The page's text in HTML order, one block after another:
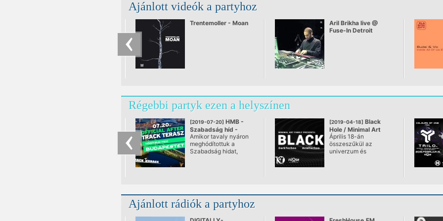
Ajánlott videók a partyhoz
Trentemoller - Moan
Aril Brikha live @
Fuse-In Detroit
Régebbi partyk ezen a helyszínen
[2019-07-20] HMB -
Szabadság híd -
Techno after
@ Fészek Kulturális
Központ
Amikor tavaly nyáron
meghódítottuk a
Szabadság hidat,
[2019-04-18] Black
Hole / Minimal Art
Family
Április 18-án
összeszűkül az
univerzum és
Ajánlott rádiók a partyhoz